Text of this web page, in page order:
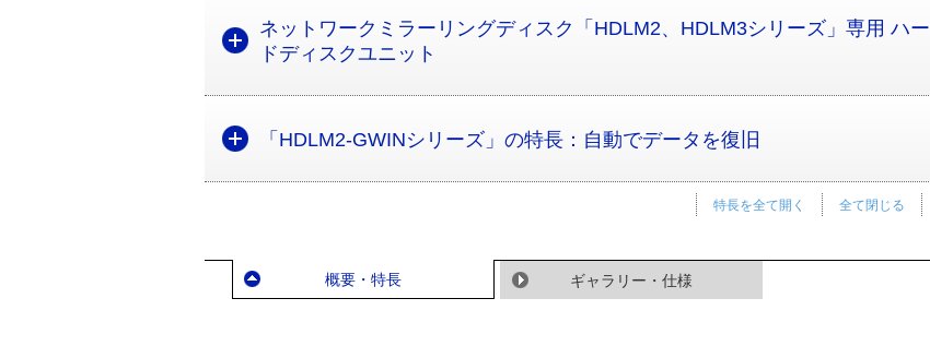
ネットワークミラーリングディスク「HDLM2、HDLM3シリーズ」専用 ハー
ドディスクユニット
「HDLM2-GWINシリーズ」の特長：自動でデータを復旧
全て閉じる
特長を全て開く
概要・特長 ギャラリー・仕様